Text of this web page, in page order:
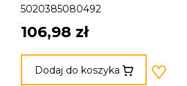
5020385080492
106,98 zł
Dodaj do koszyka